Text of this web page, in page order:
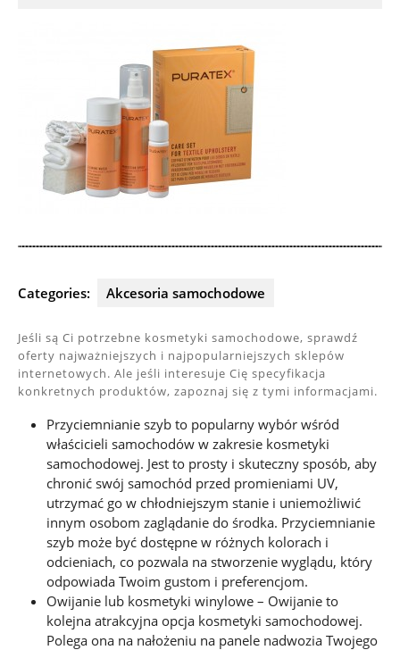
Categories: Akcesoria samochodowe
Jeśli są Ci potrzebne kosmetyki samochodowe, sprawdź
oferty najważniejszych i najpopularniejszych sklepów
internetowych. Ale jeśli interesuje Cię specyfikacja
konkretnych produktów, zapoznaj się z tymi informacjami.
Przyciemnianie szyb to popularny wybór wśród
właścicieli samochodów w zakresie kosmetyki
samochodowej. Jest to prosty i skuteczny sposób, aby
chronić swój samochód przed promieniami UV,
utrzymać go w chłodniejszym stanie i uniemożliwić
innym osobom zaglądanie do środka. Przyciemnianie
szyb może być dostępne w różnych kolorach i
odcieniach, co pozwala na stworzenie wyglądu, który
odpowiada Twoim gustom i preferencjom.
Owijanie lub kosmetyki winylowe – Owijanie to
kolejna atrakcyjna opcja kosmetyki samochodowej.
Polega ona na nałożeniu na panele nadwozia Twojego